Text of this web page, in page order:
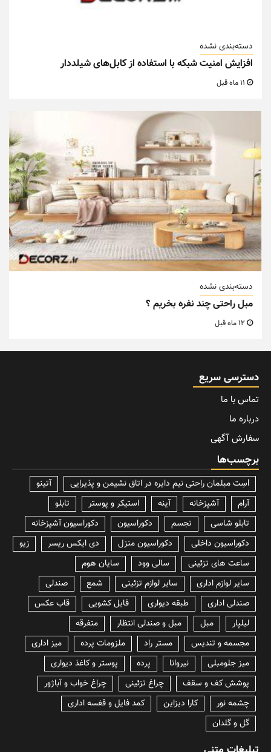
دسته‌بندی نشده
افزایش امنیت شبکه با استفاده از کابل‌های شیلددار
دسته‌بندی نشده
مبل راحتی چند نفره بخریم ؟
دسترسی سریع
تماس با ما
درباره ما
سفارش آگهی
برچسب‌ها
lسِت مبلمان راحتی نیم دایره در اتاق نشیمن و پذیرایی
آتینو
آرام
آشپزخانه آینه استیکر و پوستر
تابلو
تابلو شاسی
تجسم دکوراسیون
دکوراسیون آشپزخانه
دکوراسیون داخلی
دکوراسیون منزل دی ایکس ریسر
زیو
ساعت های تزئینی
سالی وود
سایان هوم
سایر لوازم اداری
سایر لوازم تزئینی شمع
صندلی
صندلی اداری
طبقه دیواری فایل کشویی
قاب عکس
لیلپار
مبل مبل و صندلی انتظار
متفرقه
مجسمه و تندیس
مستر راد ملزومات پرده
میز اداری
میز جلومبلی
نیروانا پرده
پوستر و کاغذ دیواری
پوشش کف و سقف
چراغ تزئینی
چراغ خواب و آباژور
چشمه نور
کارا دیزاین
کمد فایل و قفسه اداری
گل و گلدان